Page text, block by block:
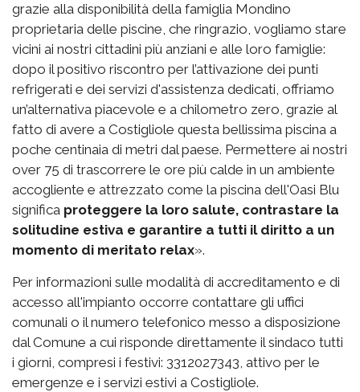
grazie alla disponibilità della famiglia Mondino
proprietaria delle piscine, che ringrazio, vogliamo stare
vicini ai nostri cittadini più anziani e alle loro famiglie:
dopo il positivo riscontro per l’attivazione dei punti
refrigerati e dei servizi d'assistenza dedicati, offriamo
un’alternativa piacevole e a chilometro zero, grazie al
fatto di avere a Costigliole questa bellissima piscina a
poche centinaia di metri dal paese. Permettere ai nostri
over 75 di trascorrere le ore più calde in un ambiente
accogliente e attrezzato come la piscina dell'Oasi Blu
significa proteggere la loro salute, contrastare la
solitudine estiva e garantire a tutti il diritto a un
momento di meritato relax».
Per informazioni sulle modalità di accreditamento e di
accesso all'impianto occorre contattare gli uffici
comunali o il numero telefonico messo a disposizione
dal Comune a cui risponde direttamente il sindaco tutti
i giorni, compresi i festivi: 3312027343, attivo per le
emergenze e i servizi estivi a Costigliole.